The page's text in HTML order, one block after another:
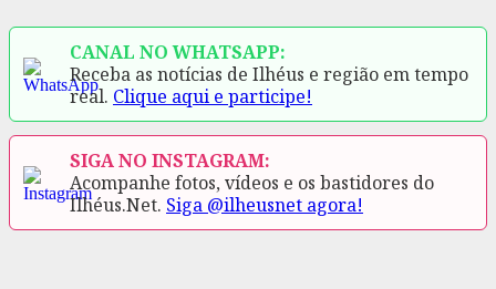
CANAL NO WHATSAPP:
Receba as notícias de Ilhéus e região em tempo
real. Clique aqui e participe!
SIGA NO INSTAGRAM:
Acompanhe fotos, vídeos e os bastidores do
Ilhéus.Net. Siga @ilheusnet agora!